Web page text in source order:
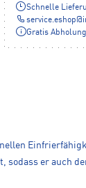
Schnelle
service.eshop@
Gratis
er auch